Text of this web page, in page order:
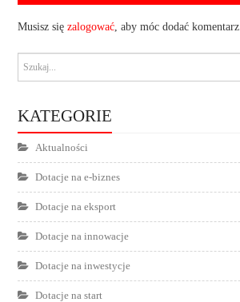
Musisz sięzalogować , aby móc dodać komentarz.
KATEGORIE
Aktualności
Dotacje na e-biznes
Dotacje na eksport
Dotacje na innowacje
Dotacje na inwestycje
Dotacje na start